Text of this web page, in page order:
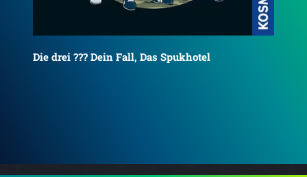
Die drei ??? Kids Dein Fall, Das Gruselschloss